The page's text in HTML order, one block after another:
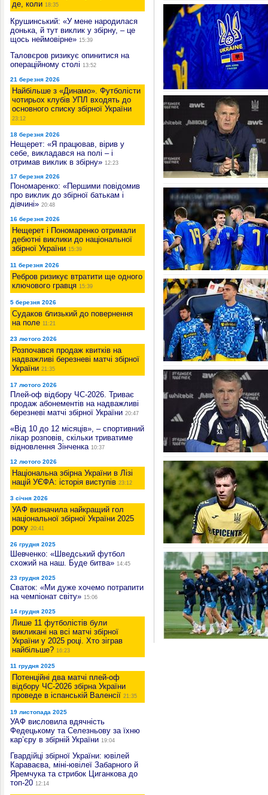
де, коли 18:35
Крушинський: «У мене народилася
донька, й тут виклик у збірну, – це
щось неймовірне» 15:39
Таловєров ризикує опинитися на
операційному столі 13:52
21 березня 2026
Найбільше з «Динамо». Футболісти
чотирьох клубів УПЛ входять до
основного списку збірної України
23:12
18 березня 2026
Нещерет: «Я працював, вірив у
себе, викладався на полі – і
отримав виклик в збірну» 12:23
17 березня 2026
Пономаренко: «Першими повідомив
про виклик до збірної батькам і
дівчині» 20:48
16 березня 2026
Нещерет і Пономаренко отримали
дебютні виклики до національної
збірної України 15:39
11 березня 2026
Ребров ризикує втратити ще одного
ключового гравця 15:39
5 березня 2026
Судаков близький до повернення
на поле 11:21
23 лютого 2026
Розпочався продаж квитків на
надважливі березневі матчі збірної
України 21:35
17 лютого 2026
Плей-оф відбору ЧС-2026. Триває
продаж абонементів на надважливі
березневі матчі збірної України 20:47
«Від 10 до 12 місяців», – спортивний
лікар розповів, скільки триватиме
відновлення Зінченка 10:37
12 лютого 2026
Національна збірна України в Лізі
націй УЄФА: історія виступів 23:12
3 січня 2026
УАФ визначила найкращий гол
національної збірної України 2025
року 20:41
26 грудня 2025
Шевченко: «Шведський футбол
схожий на наш. Буде битва» 14:45
23 грудня 2025
Сваток: «Ми дуже хочемо потрапити
на чемпіонат світу» 15:06
14 грудня 2025
Лише 11 футболістів були
викликані на всі матчі збірної
України у 2025 році. Хто зіграв
найбільше? 16:23
11 грудня 2025
Потенційні два матчі плей-оф
відбору ЧС-2026 збірна України
проведе в іспанській Валенсії 21:35
19 листопада 2025
УАФ висловила вдячність
Федецькому та Селезньову за їхню
кар’єру в збірній України 19:04
Гвардійці збірної України: ювілей
Караваєва, міні-ювілеї Забарного й
Яремчука та стрибок Циганкова до
топ-20 12:14